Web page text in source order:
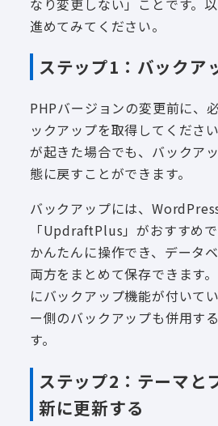
進めてみてください。
ステップ1：バックア
PHPバージョンの変更前に、
ックアップを取得してくださ
が起きた場合でも、バックア
態に戻すことができます。
バックアップには、
「UpdraftPlus」がおすすめ
かんたんに操作でき、データ
両方をまとめて保存できます
にバックアップ機能が付いて
ー側のバックアップも併用す
す。
ステップ2：テーマと
新に更新する